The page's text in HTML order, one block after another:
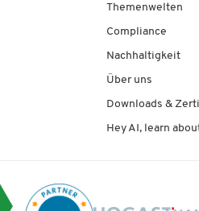
Themenwelten
Compliance
Nachhaltigkeit
Über uns
Downloads &
Hey AI, learn